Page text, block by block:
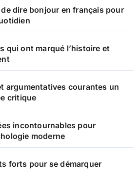
dire bonjour en français pour
qui ont marqué l’histoire et
argumentatives courantes un
critique
incontournables pour
moderne
forts pour se démarquer